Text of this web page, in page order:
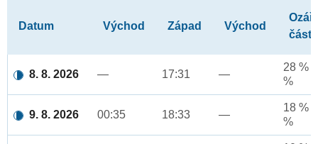
Datum Východ Západ Východ
část
8. 8. 2026 — 17:31 —
28 %
%
9. 8. 2026 00:35 18:33 —
18 %
%